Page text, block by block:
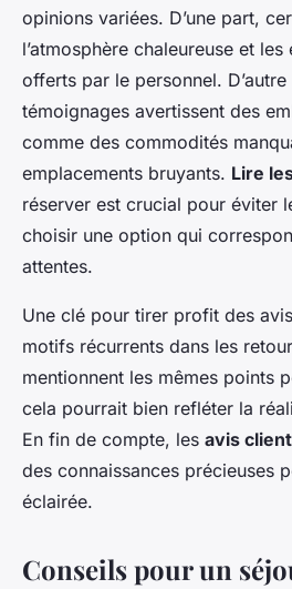
opinions variées. D’une part,
l’atmosphère chaleureuse et
offerts par le personnel.
témoignages avertissent des
comme des commodités
emplacements bruyants. Lire
réserver est crucial pour éviter
choisir une option qui
attentes.
Une clé pour tirer profit des
motifs récurrents dans les
mentionnent les mêmes points
cela pourrait bien refléter la
En fin de compte, les avis
des connaissances précieuses
éclairée.
Conseils pour un